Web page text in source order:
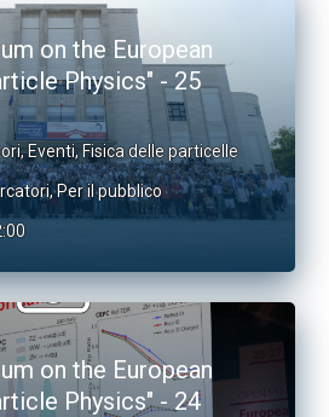
on the European
Physics" - 25
,Eventi, Fisica delle particelle
,Per il pubblico
on the European
Physics" - 24